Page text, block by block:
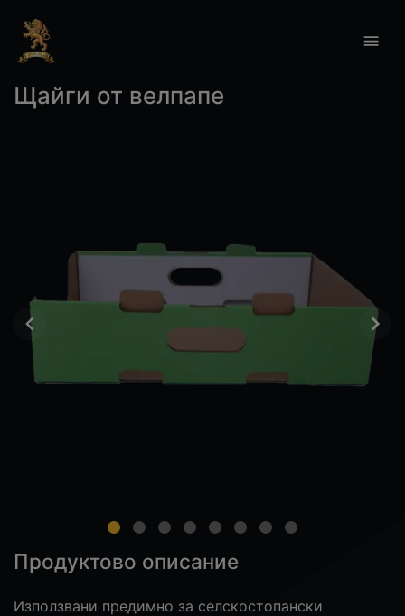
Щайги от велпапе
Продуктово описание
Използвани предимно за селскостопански